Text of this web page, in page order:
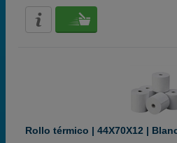
Rollo térmico | 44X70X12 |